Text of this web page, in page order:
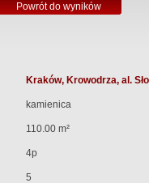
Powrót do wyników
Kraków, Krowodrza, al.
kamienica
110.00 m²
4p
5